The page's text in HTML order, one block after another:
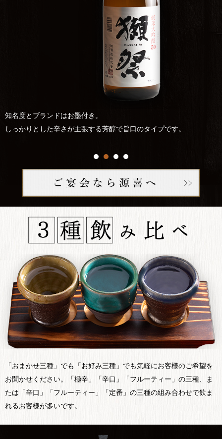
しっかりとした旨味、無濾過生原酒らしいボリューム感もありま
す。
「おまかせ三種」でも「お好み三種」でも気軽にお客様のご希望を
お聞かせください。「極辛」「辛口」「フルーティー」の三種、ま
たは「辛口」「フルーティー」「定番」の三種の組み合わせで飲ま
れるお客様が多いです。